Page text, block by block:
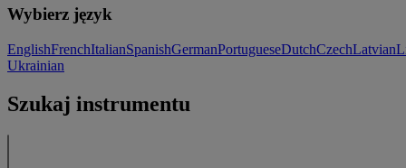
Wybierz język
EnglishFrenchItalianSpanishGermanPortugueseDutchCzechLatvian
Ukrainian
Szukaj instrumentu